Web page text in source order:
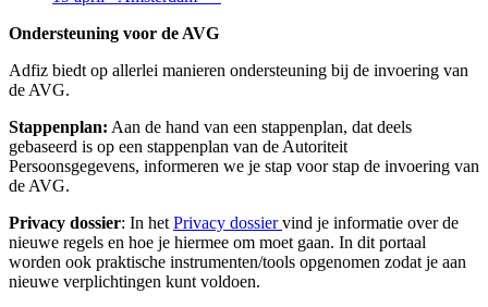
Ondersteuning voor de AVG
Adfiz biedt op allerlei manieren ondersteuning bij de invoering van
de AVG.
Stappenplan: Aan de hand van een stappenplan, dat deels
gebaseerd is op een stappenplan van de Autoriteit
Persoonsgegevens, informeren we je stap voor stap de invoering van
de AVG.
Privacy dossier: In het Privacy dossiervind je informatie over de
nieuwe regels en hoe je hiermee om moet gaan. In dit portaal
worden ook praktische instrumenten/tools opgenomen zodat je aan
nieuwe verplichtingen kunt voldoen.